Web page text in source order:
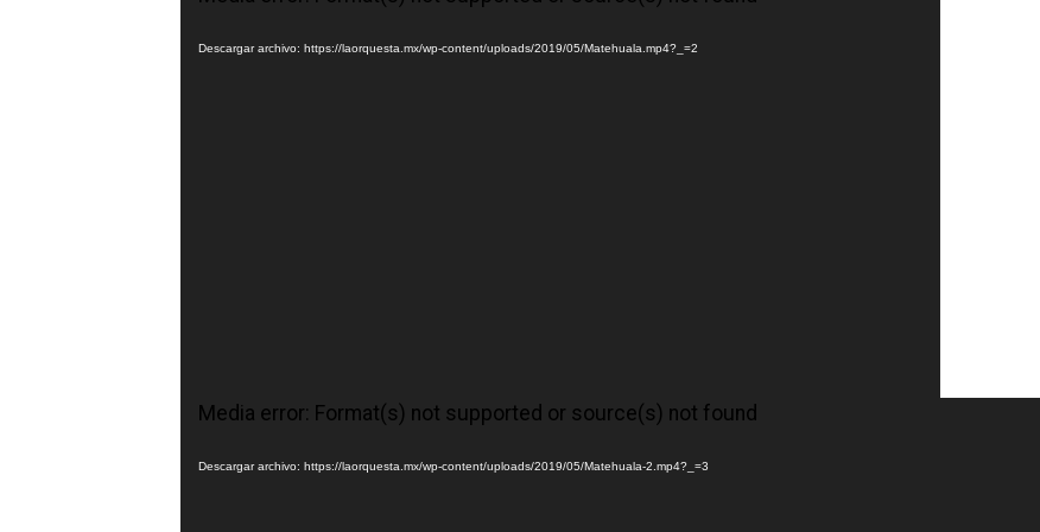
vídeo
Descargar archivo: https://laorquesta.mx/wp-content/uploads/2019/05/Matehuala.mp4?_=2
Reproductor
vídeo
Media error: Format(s) not supported or source(s) not found
Descargar archivo: https://laorquesta.mx/wp-content/uploads/2019/05/Matehuala-2.mp4?_=3